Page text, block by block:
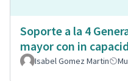
Soporte a la 4
mayor con in
Isabel Gomez Martin